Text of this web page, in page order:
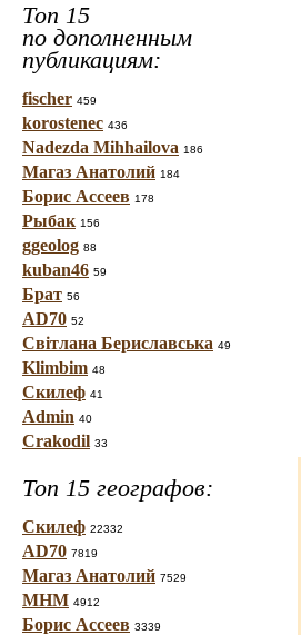
Топ 15
по дополненным
публикациям:
fischer 459
korostenec 436
Nadezda Mihhailova 186
Магаз Анатолий 184
Борис Ассеев 178
Рыбак 156
ggeolog 88
kuban46 59
Брат 56
AD70 52
Світлана Бериславська 49
Klimbim 48
Скилеф 41
Admin 40
Crakodil 33
Топ 15 географов:
Скилеф 22332
AD70 7819
Магаз Анатолий 7529
МНМ 4912
Борис Ассеев 3339